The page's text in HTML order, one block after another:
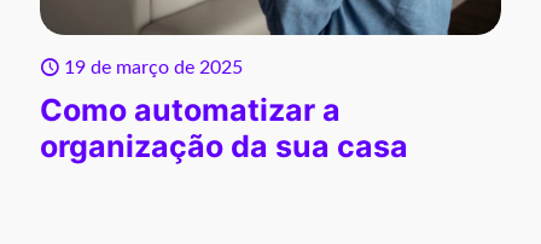
19 de março de 2025
Como automatizar a
organização da sua casa